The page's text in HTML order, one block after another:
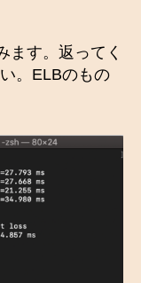
ます。返ってく
。ELBのもの